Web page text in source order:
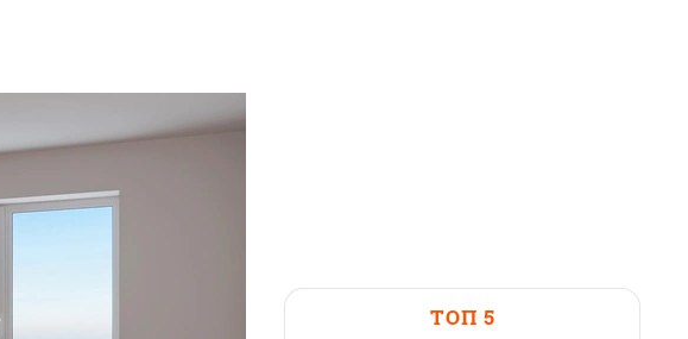
ТОП 5